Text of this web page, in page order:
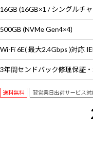
16GB (16GB×1 / シングルチ
500GB (NVMe Gen4×4)
送料無料 翌営業日出荷サービス対